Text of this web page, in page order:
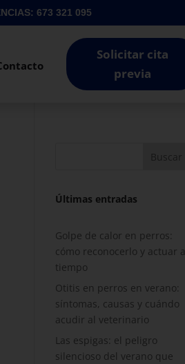
673 321 095
Solicitar cita
previa
Buscar
Últimas entradas
Golpe de calor en perros:
cómo reconocerlo y actuar a
tiempo
Otitis en perros en verano:
síntomas, causas y cuándo
acudir al veterinario
Las espigas: el peligro
silencioso del verano que